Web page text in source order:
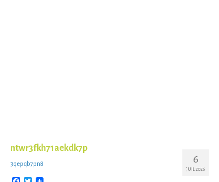
6
JUIL 2026
ntwr3fkh71aekdk7p
3qepqb7pn8